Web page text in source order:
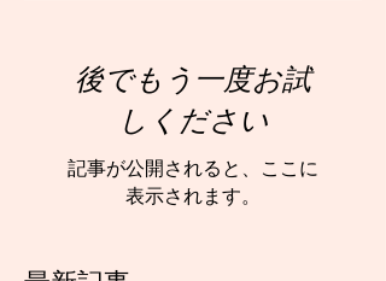
後でもう一度お試
しください
記事が公開されると、ここに
表示されます。